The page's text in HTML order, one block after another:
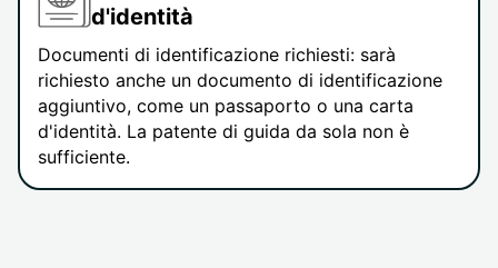
d'identità
Documenti di identificazione richiesti: sarà
richiesto anche un documento di identificazione
aggiuntivo, come un passaporto o una carta
d'identità. La patente di guida da sola non è
sufficiente.